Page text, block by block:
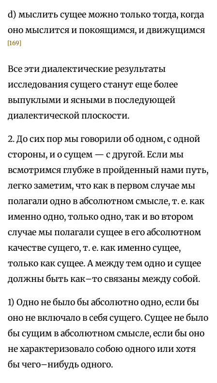
d) мыслить сущее можно только тогда, когда
оно мыслится и покоящимся, и движущимся
[169]
Все эти диалектические результаты
исследования сущего станут еще более
выпуклыми и ясными в последующей
диалектической плоскости.
2. До сих пор мы говорили об одном, с одной
стороны, и о сущем — с другой. Если мы
всмотримся глубже в пройденный нами путь,
легко заметим, что как в первом случае мы
полагали одно в абсолютном смысле, т. е. как
именно одно, только одно, так и во втором
случае мы полагали сущее в его абсолютном
качестве сущего, т. е. как именно сущее,
только как сущее. А между тем одно и сущее
должны быть как–то связаны между собой.
1) Одно не было бы абсолютно одно, если бы
оно не включало в себя сущего. Сущее не было
бы сущим в абсолютном смысле, если бы оно
не характеризовало собою одного или хотя
бы чего–нибудь одного.